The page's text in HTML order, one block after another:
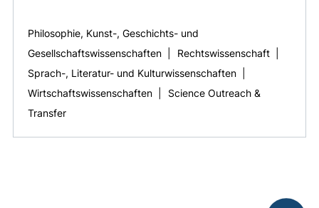
Philosophie, Kunst-, Geschichts- und
Gesellschaftswissenschaften
Rechtswissenschaft
Sprach-, Literatur- und Kulturwissenschaften
Wirtschaftswissenschaften
Science Outreach &
Transfer